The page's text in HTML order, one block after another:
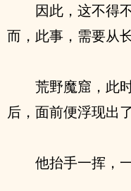
因此，这不得
而，此事，需要从
荒野魔窟，此
后，面前便浮现出
他抬手一挥，